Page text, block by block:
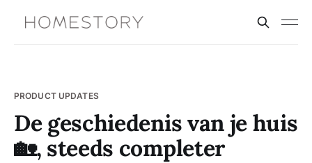
PRODUCT UPDATES
De geschiedenis van je huis
🏡, steeds completer